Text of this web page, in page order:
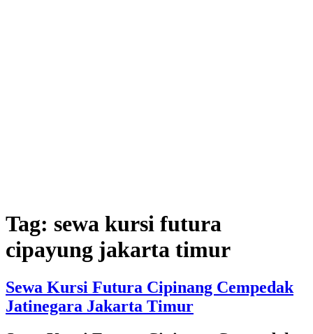
Tag: sewa kursi futura
cipayung jakarta timur
Sewa Kursi Futura Cipinang Cempedak
Jatinegara Jakarta Timur